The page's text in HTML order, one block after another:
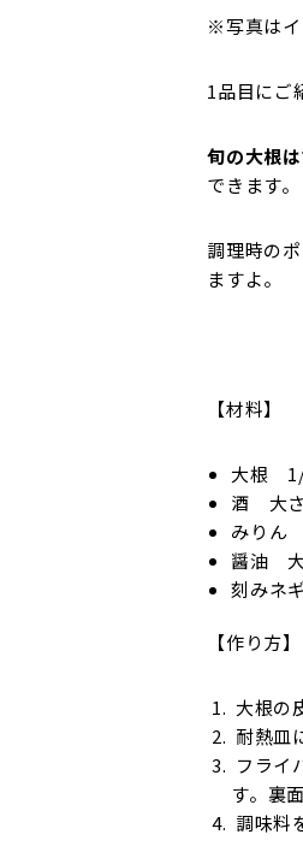
※写真はイ
1品目にご
旬の大根
できます。
調理時のポ
ますよ。
【材料】
大根
酒 大
みりん
醤油
刻みネ
【作り方】
大根の
耐熱皿
フライ
す。裏
調味料